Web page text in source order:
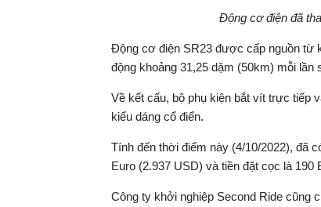
Động cơ điện đã
Động cơ điện SR23 được cấp nguồn từ
động khoảng 31,25 dặm (50km) mỗi lần
Về kết cấu, bộ phụ kiện bắt vít trực tiếp
kiểu dáng cổ điển.
Tính đến thời điểm này (4/10/2022), đã
Euro (2.937 USD) và tiền đặt cọc là
Công ty khởi nghiệp Second Ride cũng